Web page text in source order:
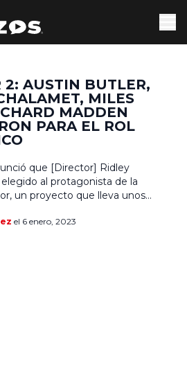
2: AUSTIN BUTLER,
MILES
MADDEN
PARA EL ROL
que [Director] Ridley
al protagonista de la
un proyecto que lleva unos
Ben Stassen ( Aftersun,
el 6 enero, 2023